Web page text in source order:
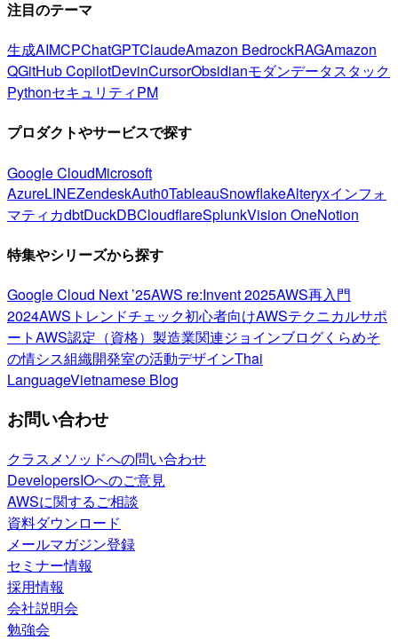
注目のテーマ
生成AIMCPChatGPTClaudeAmazon BedrockRAGAmazon
QGitHub CopilotDevinCursorObsidianモダンデータスタック
PythonセキュリティPM
プロダクトやサービスで探す
Google CloudMicrosoft
AzureLINEZendeskAuth0TableauSnowflakeAlteryxインフォ
マティカdbtDuckDBCloudflareSplunkVision OneNotion
特集やシリーズから探す
Google Cloud Next ’25AWS re:Invent 2025AWS再入門
2024AWSトレンドチェック初心者向けAWSテクニカルサポ
ートAWS認定（資格） 製造業関連ジョインブログくらめそ
の情シス組織開発室の活動デザインThai
LanguageVietnamese Blog
お問い合わせ
クラスメソッドへの問い合わせ
DevelopersIOへのご意見
AWSに関するご相談
資料ダウンロード
メールマガジン登録
セミナー情報
採用情報
会社説明会
勉強会